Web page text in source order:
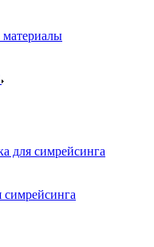
материалы
для симрейсинга
симрейсинга